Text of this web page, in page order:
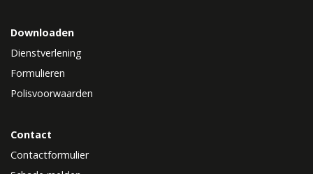
Downloaden
Dienstverlening
Formulieren
Polisvoorwaarden
Contact
Contactformulier